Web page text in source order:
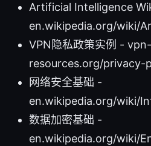
Artificial Intelligence
en.wikipedia.org/wiki/
VPN隐私政策实例 - vpn-
resources.org/privacy-
网络安全基础 -
en.wikipedia.org/wiki/
数据加密基础 -
en.wikipedia.org/wiki/